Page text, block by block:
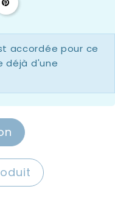
accordée pour ce
déjà d'une